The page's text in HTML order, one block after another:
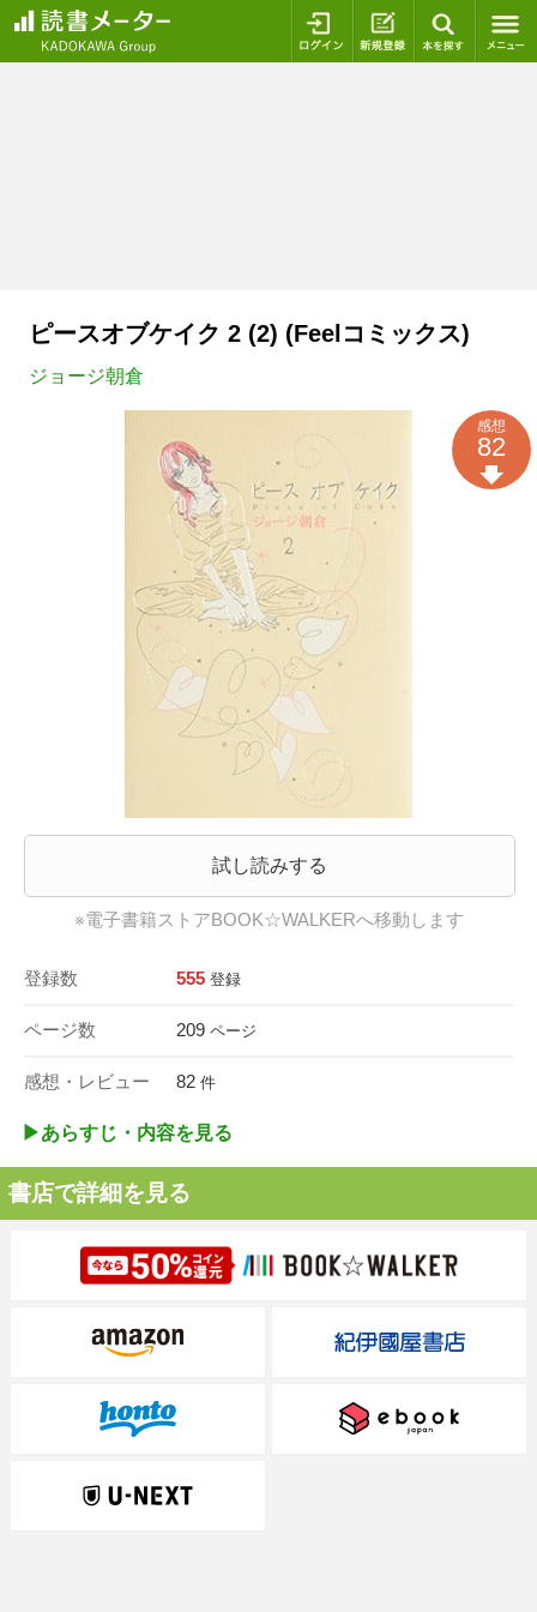
ログイン 新規登録
ピースオブケイク 2 (2) (Feelコミックス)
ジョージ朝倉
試し読みする
※電子書籍ストアBOOK☆WALKERへ移動します
登録数 555 登録
ページ数 209 ページ
感想・レビュー 82 件
感想
82
▶︎あらすじ・内容を見る
書店で詳細を見る